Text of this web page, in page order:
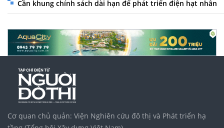
Cần khung chính sách dài hạn để phát triển điện hạt nhân
Cơ quan chủ quản: Viện Nghiên cứu đô thị và Phát triển hạ